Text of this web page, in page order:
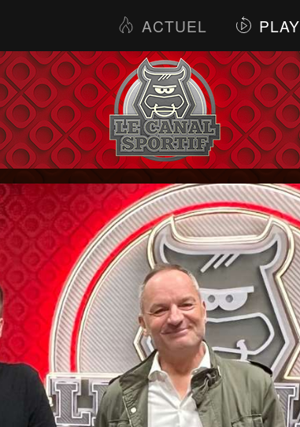
ACTUEL PLAY